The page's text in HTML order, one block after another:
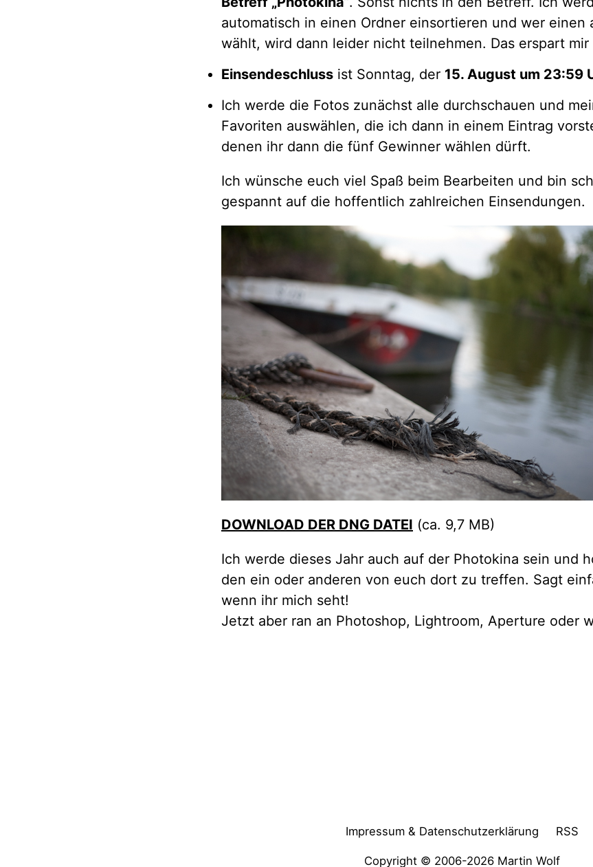
automatisch in einen Ordner einsortieren und wer einen
wählt, wird dann leider nicht teilnehmen. Das erspart
Einsendeschluss ist Sonntag, der 15. August um 23:59
Ich werde die Fotos zunächst alle durchschauen und
Favoriten auswählen, die ich dann in einem Eintrag
denen ihr dann die fünf Gewinner wählen dürft.
Ich wünsche euch viel Spaß beim Bearbeiten und bin
gespannt auf die hoffentlich zahlreichen Einsendungen.
DOWNLOAD DER DNG DATEI (ca. 9,7 MB)
Ich werde dieses Jahr auch auf der Photokina sein und
den ein oder anderen von euch dort zu treffen. Sagt
wenn ihr mich seht!
Jetzt aber ran an Photoshop, Lightroom, Aperture oder
Impressum & Datenschutzerklärung RSS
Copyright © 2006-2026 Martin Wolf